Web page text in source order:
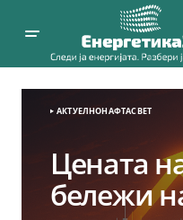
АКТУЕЛНОНАФТАСВЕТ
Цената
бележи